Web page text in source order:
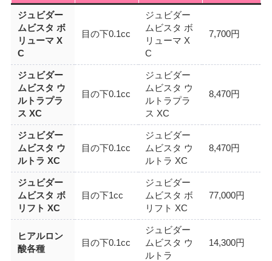
ジュビダー
ムビスタ ボ
リューマ X
C
目の下0.1cc
ジュビダー
ムビスタ ボ
リューマ X
C
7,700円
ジュビダー
ムビスタ ウ
ルトラプラ
ス XC
目の下0.1cc
ジュビダー
ムビスタ ウ
ルトラプラ
ス XC
8,470円
ジュビダー
ムビスタ ウ
ルトラ XC
目の下0.1cc
ジュビダー
ムビスタ ウ
ルトラ XC
8,470円
ジュビダー
ムビスタ ボ
リフト XC
目の下1cc
ジュビダー
ムビスタ ボ
リフト XC
77,000円
ヒアルロン
酸各種
目の下0.1cc
ジュビダー
ムビスタ ウ
ルトラ
14,300円